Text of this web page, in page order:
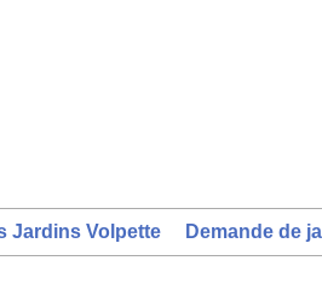
Jardins Volpette Demande de